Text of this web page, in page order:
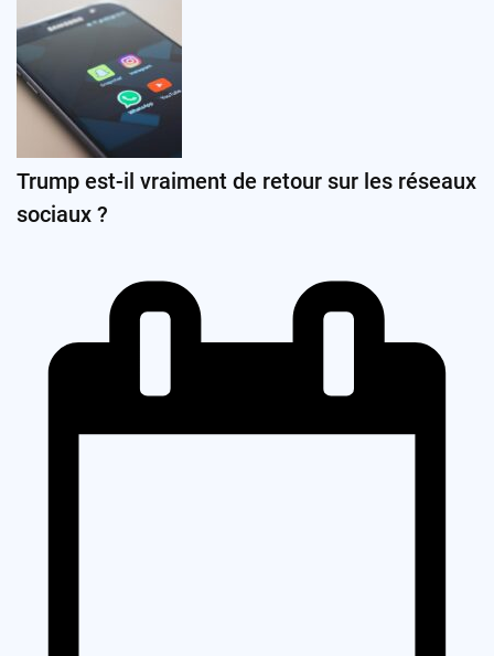
Trump est-il vraiment de retour sur les réseaux
sociaux ?